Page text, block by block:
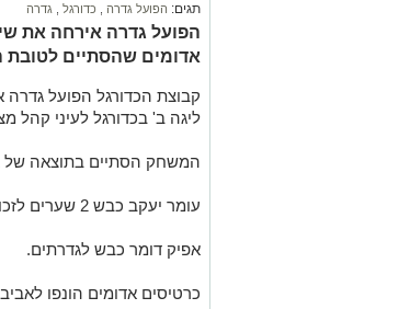
תגים: הפועל גדרה כדורגל גדרה
הפועל גדרה אירחה את
אדומים שהסתיים לטובת
קבוצת הכדורגל הפועל גדרה
ליגה ב' בכדורגל לעיני קהל
המשחק הסתיים בתוצאה של 2:1 לטובת האורחים.
עומר יעקב כבש 2 שערים לזכות האורחים משיכון המזרח.
אפיק דומר כבש לגדרתים.
כרטיסים אדומים הונפו